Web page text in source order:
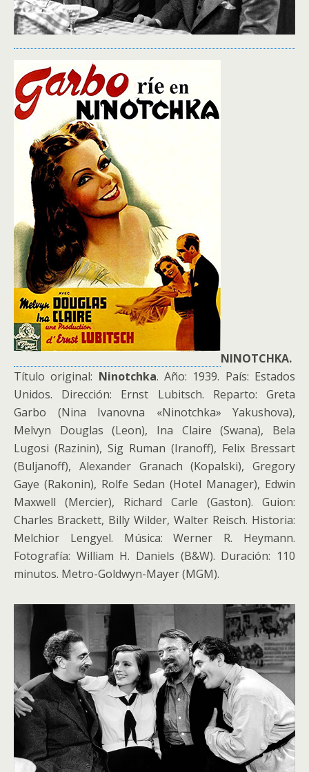
NINOTCHKA.
Título original: Ninotchka. Año: 1939. País: Estados
Unidos. Dirección: Ernst Lubitsch. Reparto: Greta
Garbo (Nina Ivanovna «Ninotchka» Yakushova),
Melvyn Douglas (Leon), Ina Claire (Swana), Bela
Lugosi (Razinin), Sig Ruman (Iranoff), Felix Bressart
(Buljanoff), Alexander Granach (Kopalski), Gregory
Gaye (Rakonin), Rolfe Sedan (Hotel Manager), Edwin
Maxwell (Mercier), Richard Carle (Gaston). Guion:
Charles Brackett, Billy Wilder, Walter Reisch. Historia:
Melchior Lengyel. Música: Werner R. Heymann.
Fotografía: William H. Daniels (B&W). Duración: 110
minutos. Metro-Goldwyn-Mayer (MGM).